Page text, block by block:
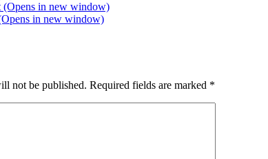
(Opens in new window)
in new window)
not be published. Required fields are marked *